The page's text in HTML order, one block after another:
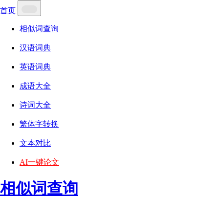
首页
相似词查询
汉语词典
英语词典
成语大全
诗词大全
繁体字转换
文本对比
AI一键论文
相似词查询